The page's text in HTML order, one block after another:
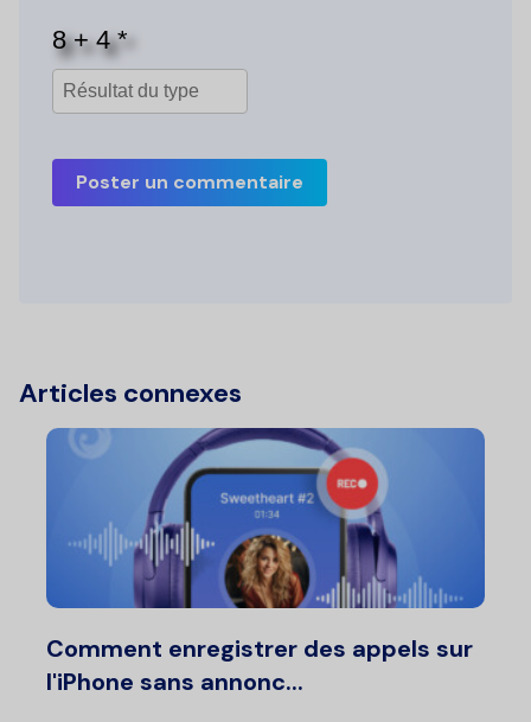
Poster un commentaire
Articles connexes
Comment enregistrer des appels sur
l'iPhone sans annonc...